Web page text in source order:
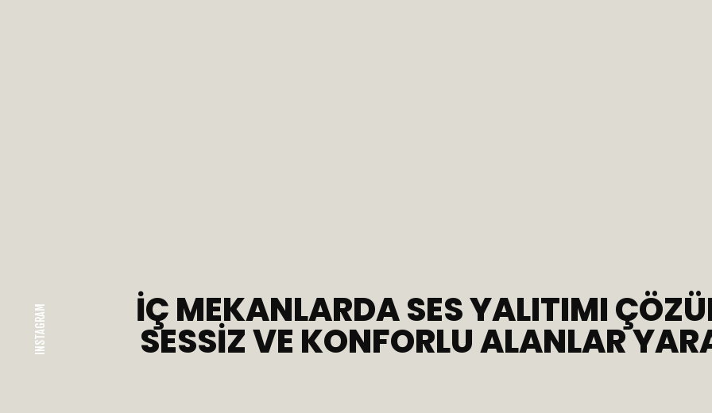
İÇ MEKANLARDA SES YALITIMI
SESSIZ VE KONFORLU ALANLAR
INSTAGRAM